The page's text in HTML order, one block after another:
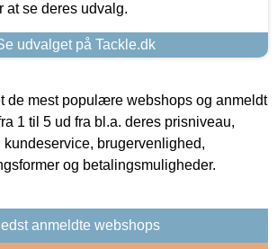
at se deres udvalg.
udvalget på Tackle.dk
de mest populære webshops og anmeldt
1 til 5 ud fra bl.a. deres prisniveau,
brugervenlighed,
og betalingsmuligheder.
anmeldte webshops